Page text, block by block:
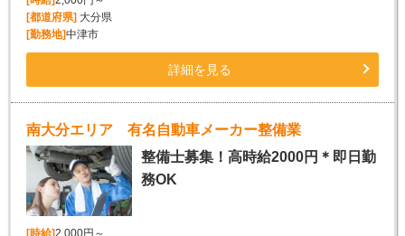
[都道府県] 大分県
[勤務地]中津市
詳細を見る
南大分エリア 有名自動車メーカー整備業
整備士募集！高時給2000円＊即日勤
務OK
[時給]2,000円～